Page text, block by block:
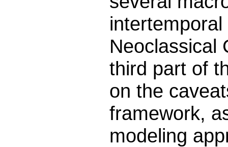
Neoclassical
third part of
on the
framework,
modeling